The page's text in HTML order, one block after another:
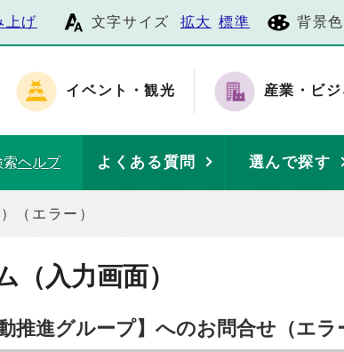
上げ 文字サイズ 拡大 標準 背景色
イベント・観光 産業・ビジ
索ヘルプ よくある質問 選んで探す
（エラー）
入力画面）
推進グループ】へのお問合せ（エラ